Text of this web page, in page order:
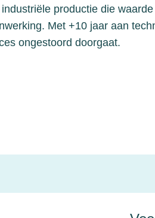
productie die
Met +10 jaar aan
ongestoord doorgaat.